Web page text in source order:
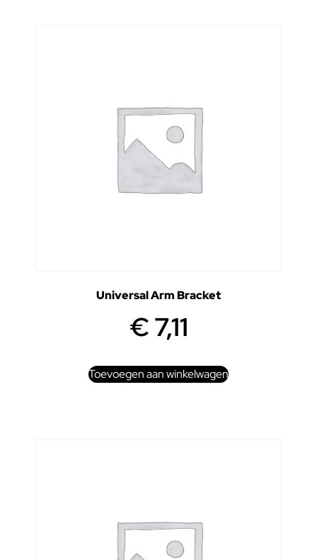
Universal Arm Bracket
€7,11
Toevoegen aan winkelwagen